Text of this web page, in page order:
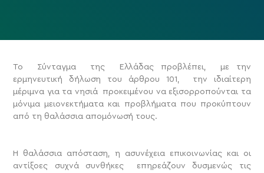
Το Σύνταγμα της Ελλάδας προβλέπει, με την
ερμηνευτική δήλωση του άρθρου 101, την ιδιαίτερη
μέριμνα για τα νησιά προκειμένου να εξισορροπούνται τα
μόνιμα μειονεκτήματα και προβλήματα που προκύπτουν
από τη θαλάσσια απομόνωσή τους.
Η θαλάσσια απόσταση, η ασυνέχεια επικοινωνίας και οι
αντίξοες συχνά συνθήκες επηρεάζουν δυσμενώς τις